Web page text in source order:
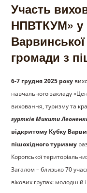
Участь
НПВТКУМ» у
громади з
6-7 грудня 2025 року
навчального закладу
виховання, туризму та
гуртків Микити
відкритому Кубку
пішохідного туризму
Коропської
Загалом – близько 70
вікових групах: молодшій